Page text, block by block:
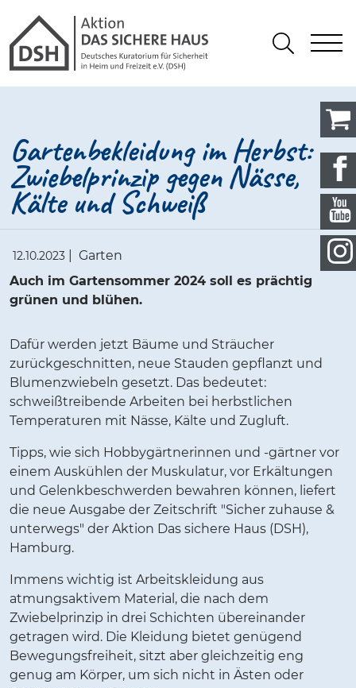
Gathmann Michaelis und
Suchen
Gartenbekleidung im Herbst:
Zwiebelprinzip gegen Nässe,
Kälte und Schweiß
12.10.2023
Garten
Auch im Gartensommer 2024 soll es prächtig
grünen und blühen.
Dafür werden jetzt Bäume und Sträucher
zurückgeschnitten, neue Stauden gepflanzt und
Blumenzwiebeln gesetzt. Das bedeutet:
schweißtreibende Arbeiten bei herbstlichen
Temperaturen mit Nässe, Kälte und Zugluft.
Tipps, wie sich Hobbygärtnerinnen und -gärtner vor
einem Auskühlen der Muskulatur, vor Erkältungen
und Gelenkbeschwerden bewahren können, liefert
die neue Ausgabe der Zeitschrift "Sicher zuhause &
unterwegs" der Aktion Das sichere Haus (DSH),
Hamburg.
Immens wichtig ist Arbeitskleidung aus
atmungsaktivem Material, die nach dem
Zwiebelprinzip in drei Schichten übereinander
getragen wird. Die Kleidung bietet genügend
Bewegungsfreiheit, sitzt aber gleichzeitig eng
genug am Körper, um sich nicht in Ästen oder